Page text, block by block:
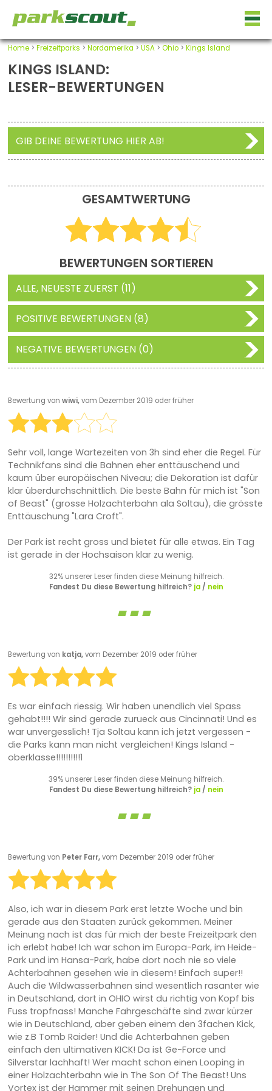
Home> Freizeitparks > Nordamerika > USA> Ohio> Kings Island
KINGS ISLAND:
LESER-BEWERTUNGEN
GIB DEINE BEWERTUNG HIER AB!
GESAMTWERTUNG
BEWERTUNGEN SORTIEREN
ALLE, NEUESTE ZUERST (11)
POSITIVE BEWERTUNGEN (8)
NEGATIVE BEWERTUNGEN (0)
Bewertung von wiwi,vom Dezember 2019 oder früher
Sehr voll, lange Wartezeiten von 3h sind eher die Regel. Für
Technikfans sind die Bahnen eher enttäuschend und
kaum über europäischen Niveau; die Dekoration ist dafür
klar überdurchschnittlich. Die beste Bahn für mich ist "Son
of Beast" (grosse Holzachterbahn ala Soltau), die grösste
Enttäuschung "Lara Croft".
Der Park ist recht gross und bietet für alle etwas. Ein Tag
ist gerade in der Hochsaison klar zu wenig.
32% unserer Leser finden diese Meinung hilfreich.
Fandest Du diese Bewertung hilfreich? ja/ nein
Bewertung von katja,vom Dezember 2019 oder früher
Es war einfach riessig. Wir haben unendlich viel Spass
gehabt!!!! Wir sind gerade zurueck aus Cincinnati! Und es
war unvergesslich! Tja Soltau kann ich jetzt vergessen -
die Parks kann man nicht vergleichen! Kings Island -
oberklasse!!!!!!!!!!1
39% unserer Leser finden diese Meinung hilfreich.
Fandest Du diese Bewertung hilfreich? ja/ nein
Bewertung von Peter Farr,vom Dezember 2019 oder früher
Also, ich war in diesem Park erst letzte Woche und bin
gerade aus den Staaten zurück gekommen. Meiner
Meinung nach ist das für mich der beste Freizeitpark den
ich erlebt habe! Ich war schon im Europa-Park, im Heide-
Park und im Hansa-Park, habe dort noch nie so viele
Achterbahnen gesehen wie in diesem! Einfach super!!
Auch die Wildwasserbahnen sind wesentlich rasanter wie
in Deutschland, dort in OHIO wirst du richtig von Kopf bis
Fuss tropfnass! Manche Fahrgeschäfte sind zwar kürzer
wie in Deutschland, aber geben einem den 3fachen Kick,
wie z.B Tomb Raider! Und die Achterbahnen geben
einfach den ultimativen KICK! Da ist Ge-Force und
Silverstar lachhaft! Wer macht schon einen Looping in
einer Holzachterbahn wie in The Son Of The Beast! Uns
Vortex ist der Hammer mit seinen Drehungen und